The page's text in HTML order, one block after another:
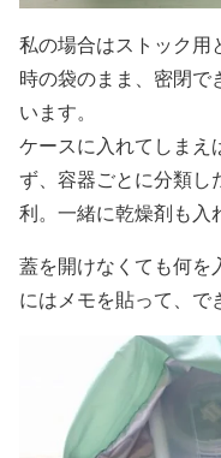
私の場合はストック用
時の袋のまま、密閉で
います。
ケースに入れてしまえ
ず、容器ごとに分類し
利。一緒に乾燥剤も入
蓋を開けなくても何を
にはメモを貼って、で